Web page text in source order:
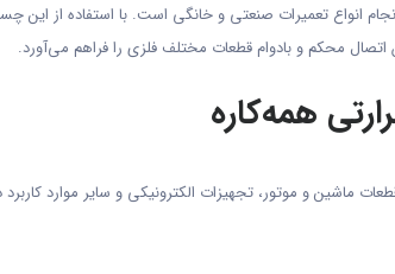
انواع تعمیرات صنعتی و خانگی است. با استفاده از
محکم و بادوام قطعات مختلف فلزی را فراهم می‌آورد.
همه‌کاره
و موتور، تجهیزات الکترونیکی و سایر موارد